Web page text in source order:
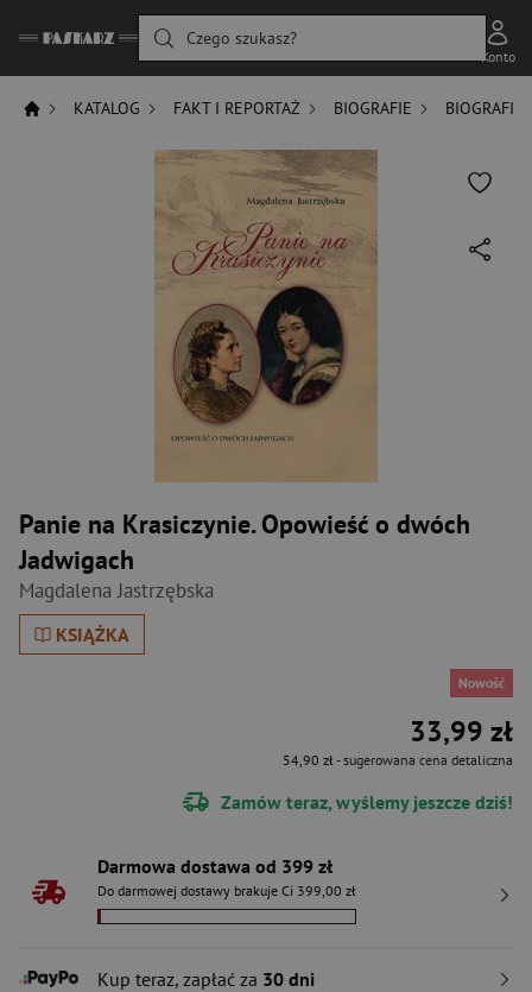
Czego szukasz?
Konto
KATALOG FAKT I REPORTAŻ BIOGRAFIE BIOGRAFIE
Panie na Krasiczynie. Opowieść o dwóch
Jadwigach
Magdalena Jastrzębska
KSIĄŻKA
Nowość
33,99 zł
54,90 zł- sugerowana cena detaliczna
Zamów teraz, wyślemy jeszcze dziś!
Darmowa dostawa od 399 zł
Do darmowej dostawy brakuje Ci 399,00 zł
Kup teraz, zapłać za 30 dni